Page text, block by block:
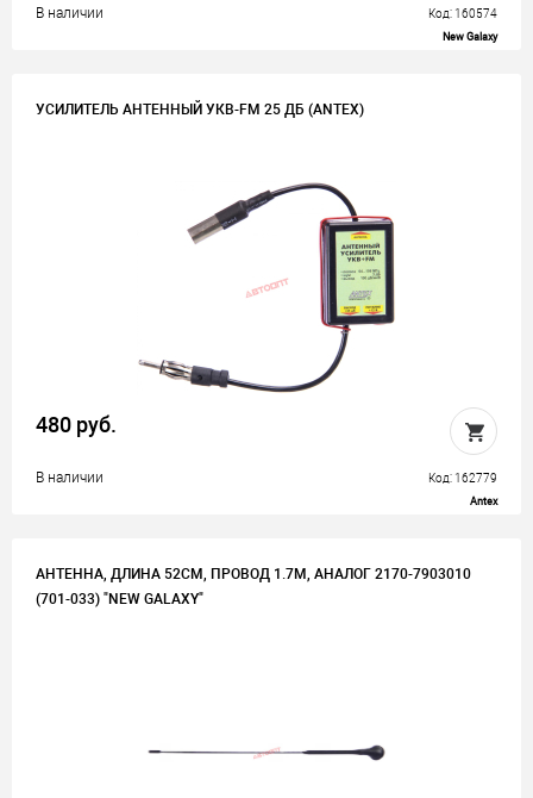
В наличии Код: 160574
New Galaxy
УСИЛИТЕЛЬ АНТЕННЫЙ УКВ-FM 25 ДБ (ANTEX)
480 руб.
В наличии Код: 162779
Antex
АНТЕННА, ДЛИНА 52СМ, ПРОВОД 1.7М, АНАЛОГ 2170-7903010
(701-033) "NEW GALAXY"